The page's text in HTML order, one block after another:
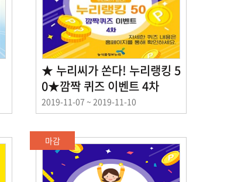
★ 누리씨가 쏜다! 누리랭킹 5
0★깜짝 퀴즈 이벤트 4차
이
벤
기
간
2019-11-07 ~ 2019-11-10
마감